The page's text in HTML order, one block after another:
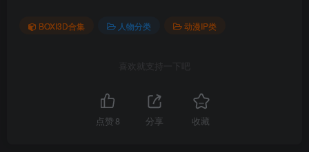
BOXI3D合集 人物分类 动漫IP类
喜欢就支持一下吧
点赞 8 分享 收藏